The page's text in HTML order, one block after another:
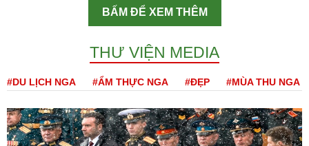
BẤM ĐỂ XEM THÊM
THƯ VIỆN MEDIA
#DU LỊCH NGA #ẨM THỰC NGA #ĐẸP #MÙA THU NGA